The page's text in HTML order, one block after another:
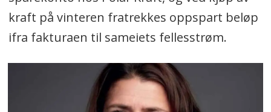
kraft på vinteren fratrekkes oppspart beløp
ifra fakturaen til sameiets fellesstrøm.